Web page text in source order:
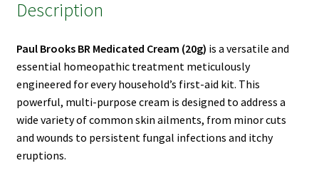
Description
Paul Brooks BR Medicated Cream (20g) is a versatile and
essential homeopathic treatment meticulously
engineered for every household’s first-aid kit. This
powerful, multi-purpose cream is designed to address a
wide variety of common skin ailments, from minor cuts
and wounds to persistent fungal infections and itchy
eruptions.